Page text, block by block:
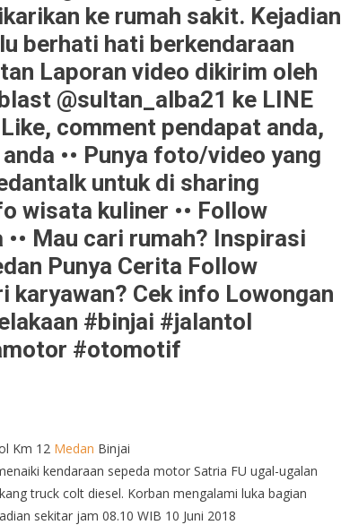
ke rumah sakit. Kejadian
berhati hati berkendaraan
Laporan video dikirim oleh
@sultan_alba21 ke LINE
comment pendapat anda,
•• Punya foto/video yang
untuk di sharing
wisata kuliner •• Follow
Mau cari rumah? Inspirasi
Punya Cerita Follow
karyawan? Cek info Lowongan
#binjai #jalantol
#otomotif
Km 12 Medan Binjai
kendaraan sepeda motor Satria FU ugal-ugalan
truck colt diesel. Korban mengalami luka bagian
sekitar jam 08.10 WIB 10 Juni 2018